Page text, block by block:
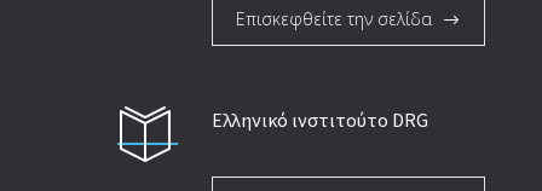
Επισκεφθείτε την σελίδα
Ελληνικό ινστιτούτο DRG